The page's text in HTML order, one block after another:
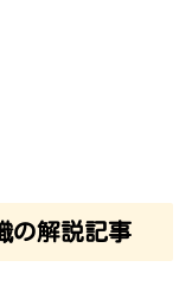
の解説記事